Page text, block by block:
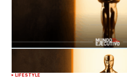
LIFESTYLE